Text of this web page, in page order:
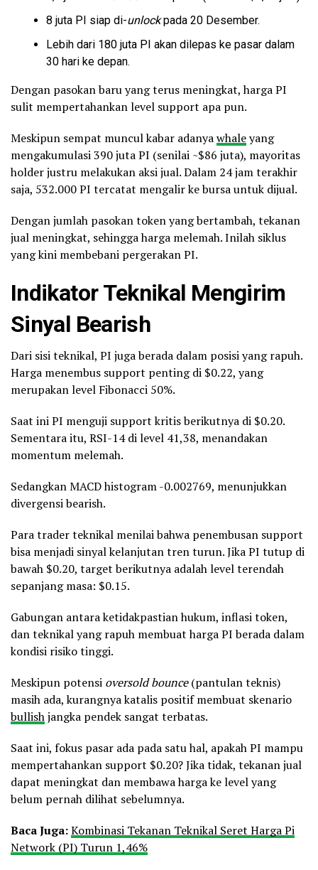
8 juta PI siap di-unlockpada 20 Desember.
Lebih dari 180 juta PI akan dilepas ke pasar dalam
30 hari ke depan.
Dengan pasokan baru yang terus meningkat, harga PI
sulit mempertahankan level support apa pun.
Meskipun sempat muncul kabar adanyawhaleyang
mengakumulasi 390 juta PI (senilai ~$86 juta), mayoritas
holder justru melakukan aksi jual. Dalam 24 jam terakhir
saja, 532.000 PI tercatat mengalir ke bursa untuk dijual.
Dengan jumlah pasokan token yang bertambah, tekanan
jual meningkat, sehingga harga melemah. Inilah siklus
yang kini membebani pergerakan PI.
Indikator Teknikal Mengirim
Sinyal Bearish
Dari sisi teknikal, PI juga berada dalam posisi yang rapuh.
Harga menembus support penting di $0.22, yang
merupakan level Fibonacci 50%.
Saat ini PI menguji support kritis berikutnya di $0.20.
Sementara itu, RSI-14 di level 41,38, menandakan
momentum melemah.
Sedangkan MACD histogram -0.002769, menunjukkan
divergensi bearish.
Para trader teknikal menilai bahwa penembusan support
bisa menjadi sinyal kelanjutan tren turun. Jika PI tutup di
bawah $0.20, target berikutnya adalah level terendah
sepanjang masa: $0.15.
Gabungan antara ketidakpastian hukum, inflasi token,
dan teknikal yang rapuh membuat harga PI berada dalam
kondisi risiko tinggi.
Meskipun potensi oversold bounce(pantulan teknis)
masih ada, kurangnya katalis positif membuat skenario
bullishjangka pendek sangat terbatas.
Saat ini, fokus pasar ada pada satu hal, apakah PI mampu
mempertahankan support $0.20? Jika tidak, tekanan jual
dapat meningkat dan membawa harga ke level yang
belum pernah dilihat sebelumnya.
Baca Juga:Kombinasi Tekanan Teknikal Seret Harga Pi
Network (PI) Turun 1,46%